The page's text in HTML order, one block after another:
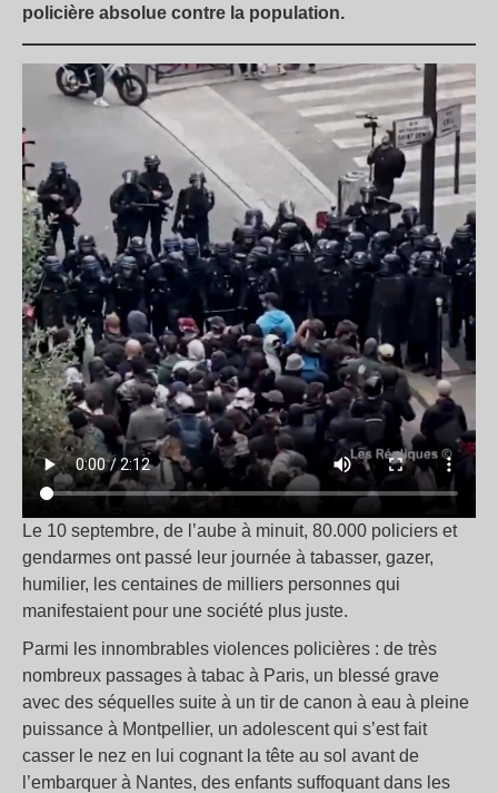
policière absolue contre la population.
Le 10 septembre, de l’aube à minuit, 80.000 policiers et
gendarmes ont passé leur journée à tabasser, gazer,
humilier, les centaines de milliers personnes qui
manifestaient pour une société plus juste.
Parmi les innombrables violences policières : de très
nombreux passages à tabac à Paris, un blessé grave
avec des séquelles suite à un tir de canon à eau à pleine
puissance à Montpellier, un adolescent qui s’est fait
casser le nez en lui cognant la tête au sol avant de
l’embarquer à Nantes, des enfants suffoquant dans les